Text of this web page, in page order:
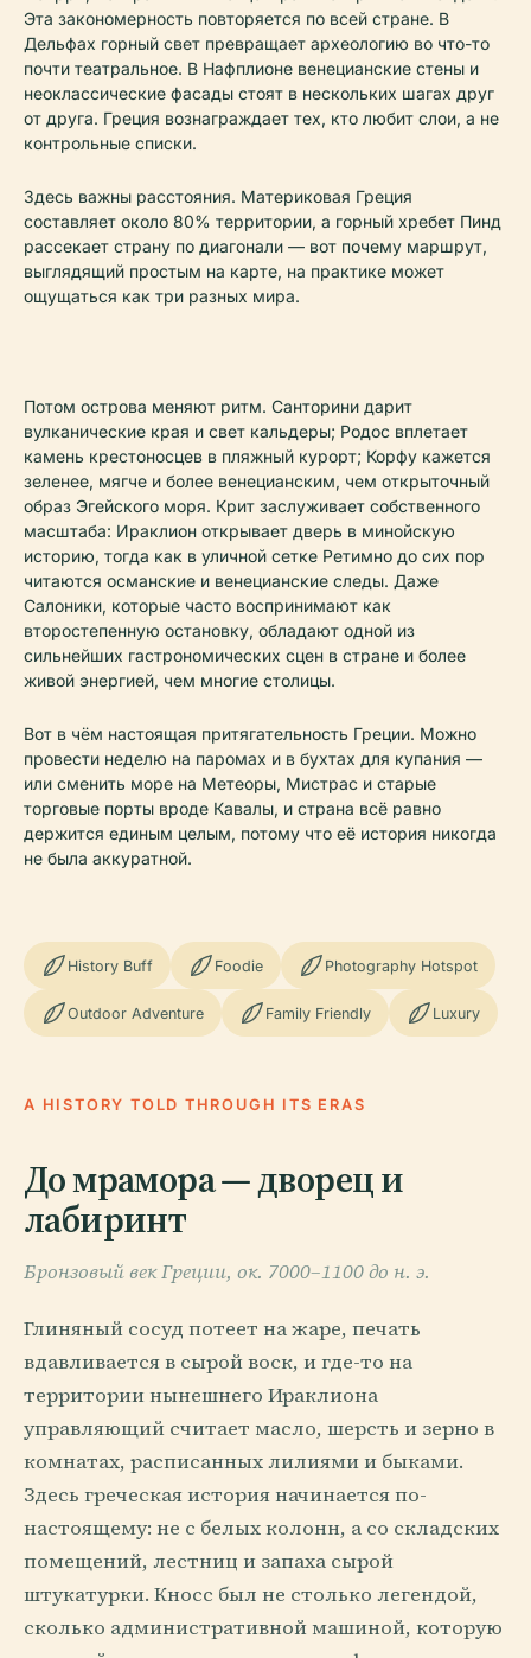
Эта закономерность повторяется по всей стране. В
Дельфах горный свет превращает археологию во что-то
почти театральное. В Нафплионе венецианские стены и
неоклассические фасады стоят в нескольких шагах друг
от друга. Греция вознаграждает тех, кто любит слои, а не
контрольные списки.
Здесь важны расстояния. Материковая Греция
составляет около 80% территории, а горный хребет Пинд
рассекает страну по диагонали — вот почему маршрут,
выглядящий простым на карте, на практике может
ощущаться как три разных мира.
Потом острова меняют ритм. Санторини дарит
вулканические края и свет кальдеры; Родос вплетает
камень крестоносцев в пляжный курорт; Корфу кажется
зеленее, мягче и более венецианским, чем открыточный
образ Эгейского моря. Крит заслуживает собственного
масштаба: Ираклион открывает дверь в минойскую
историю, тогда как в уличной сетке Ретимно до сих пор
читаются османские и венецианские следы. Даже
Салоники, которые часто воспринимают как
второстепенную остановку, обладают одной из
сильнейших гастрономических сцен в стране и более
живой энергией, чем многие столицы.
Вот в чём настоящая притягательность Греции. Можно
провести неделю на паромах и в бухтах для купания —
или сменить море на Метеоры, Мистрас и старые
торговые порты вроде Кавалы, и страна всё равно
держится единым целым, потому что её история никогда
не была аккуратной.
History Buff Foodie Photography Hotspot
Outdoor Adventure Family Friendly Luxury
A HISTORY TOLD THROUGH ITS ERAS
До мрамора — дворец и
лабиринт
Бронзовый век Греции, ок. 7000–1100 до н. э.
Глиняный сосуд потеет на жаре, печать
вдавливается в сырой воск, и где-то на
территории нынешнего Ираклиона
управляющий считает масло, шерсть и зерно в
комнатах, расписанных лилиями и быками.
Здесь греческая история начинается по-
настоящему: не с белых колонн, а со складских
помещений, лестниц и запаха сырой
штукатурки. Кносс был не столько легендой,
сколько административной машиной, которую